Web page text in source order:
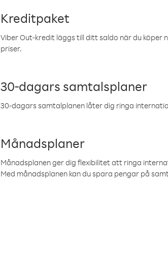
Kreditpaket
Viber Out-kredit läggs till ditt saldo när du köper
priser.
30-dagars samtalsplaner
30-dagars samtalplanen låter dig ringa
Månadsplaner
Månadsplanen ger dig flexibilitet att ringa
Med månadsplanen kan du spara pengar på